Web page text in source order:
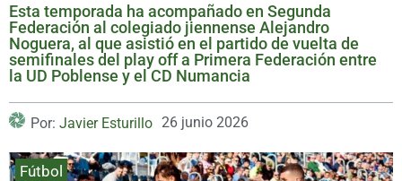
Esta temporada ha acompañado en Segunda
Federación al colegiado jiennense Alejandro
Noguera, al que asistió en el partido de vuelta de
semifinales del play off a Primera Federación entre
la UD Poblense y el CD Numancia
Por: Javier Esturillo 26 junio 2026
Fútbol